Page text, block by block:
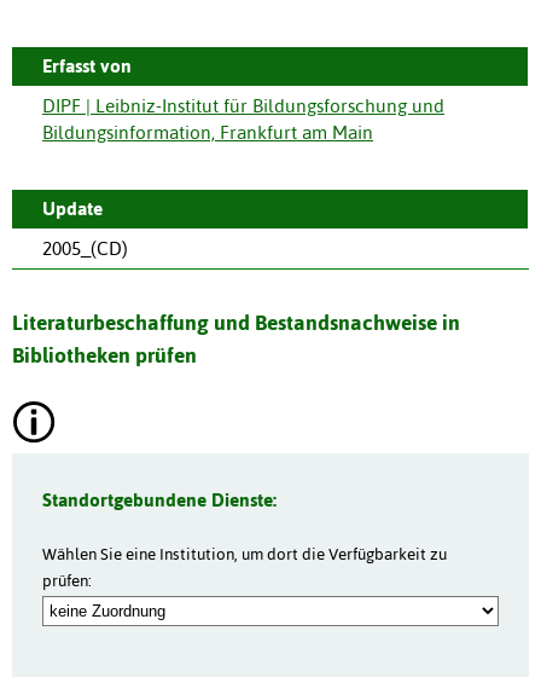
Erfasst von
DIPF | Leibniz-Institut für Bildungsforschung und
Bildungsinformation, Frankfurt am Main
Update
2005_(CD)
Literaturbeschaffung und Bestandsnachweise in
Bibliotheken prüfen
Standortgebundene Dienste:
Wählen Sie eine Institution, um dort die Verfügbarkeit zu
prüfen: